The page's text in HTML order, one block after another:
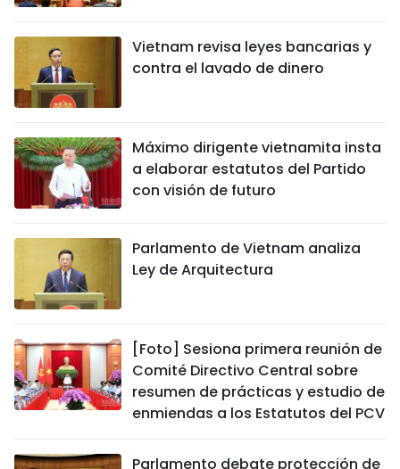
Vietnam revisa leyes bancarias y
contra el lavado de dinero
Máximo dirigente vietnamita insta
a elaborar estatutos del Partido
con visión de futuro
Parlamento de Vietnam analiza
Ley de Arquitectura
[Foto] Sesiona primera reunión de
Comité Directivo Central sobre
resumen de prácticas y estudio de
enmiendas a los Estatutos del PCV
Parlamento debate protección de